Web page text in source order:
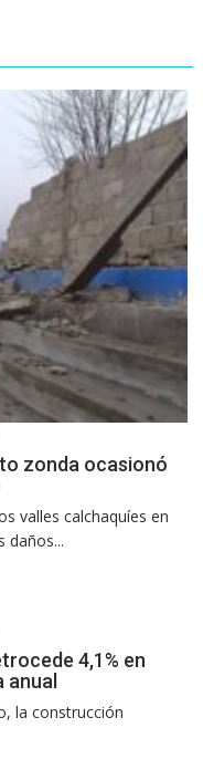
zonda ocasionó
valles calchaquíes en
daños...
4,1% en
anual
la construcción